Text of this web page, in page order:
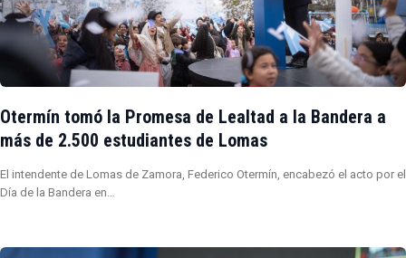
Otermín tomó la Promesa de Lealtad a la Bandera a
más de 2.500 estudiantes de Lomas
El intendente de Lomas de Zamora, Federico Otermín, encabezó el acto por el
Día de la Bandera en…